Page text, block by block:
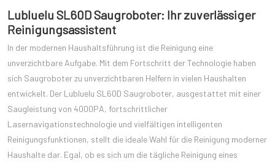
Lubluelu SL60D Saugroboter: Ihr zuverlässiger
Reinigungsassistent
In der modernen Haushaltsführung ist die Reinigung eine
unverzichtbare Aufgabe. Mit dem Fortschritt der Technologie haben
sich Saugroboter zu unverzichtbaren Helfern in vielen Haushalten
entwickelt. Der Lubluelu SL60D Saugroboter, ausgestattet mit einer
Saugleistung von 4000PA, fortschrittlicher
Lasernavigationstechnologie und vielfältigen intelligenten
Reinigungsfunktionen, stellt die ideale Wahl für die Reinigung moderner
Haushalte dar. Egal, ob es sich um die tägliche Reinigung eines